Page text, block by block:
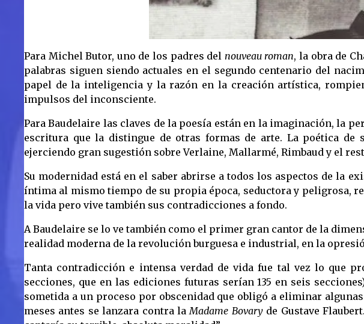
Para Michel Butor, uno de los padres del nouveau roman, la obra de
palabras siguen siendo actuales en el segundo centenario del
papel de la inteligencia y la razón en la creación artística,
impulsos del inconsciente.
Para Baudelaire las claves de la poesía están en la imaginación, la
escritura que la distingue de otras formas de arte. La poética de
ejerciendo gran sugestión sobre Verlaine, Mallarmé, Rimbaud y el
Su modernidad está en el saber abrirse a todos los aspectos de la
íntima al mismo tiempo de su propia época, seductora y peligrosa,
la vida pero vive también sus contradicciones a fondo.
A Baudelaire se lo ve también como el primer gran cantor de la
realidad moderna de la revolución burguesa e industrial, en la
Tanta contradicción e intensa verdad de vida fue tal vez lo que
secciones, que en las ediciones futuras serían 135 en seis
sometida a un proceso por obscenidad que obligó a eliminar
meses antes se lanzara contra laMadame Bovaryde Gustave